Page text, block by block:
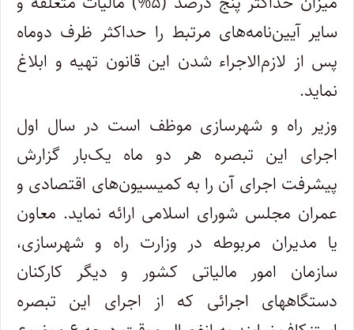
سایر آیین‌نامه‌های مرتبط را حداکثر ظرف دوماه
پس از لازم‌الاجراء شدن این قانون تهیه و ابلاغ
نماید.
وزیر راه و شهرسازی موظف است در سال اول
اجرای این تبصره هر دو ماه یک‌بار گزارش
پیشرفت اجرای آن را به کمیسیون‌های اقتصادی و
عمران مجلس شورای اسلامی ارائه نماید. معاون
یا مدیران مربوطه در وزارت راه و شهرسازی،
سازمان امور مالیاتی کشور و دیگر کارکنان
دستگاههای اجرائی که از اجرای این تبصره